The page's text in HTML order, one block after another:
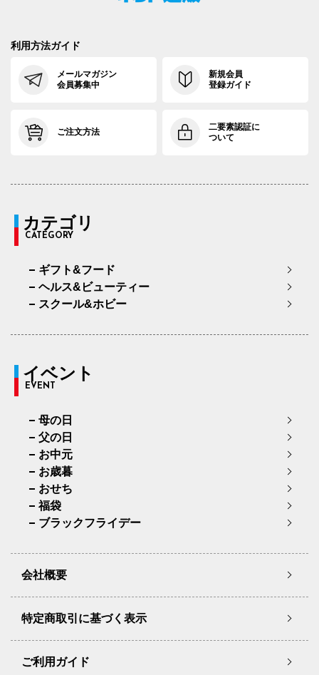
利用方法ガイド
メールマガジン
会員募集中
新規会員
登録ガイド
ご注文方法
二要素認証に
ついて
カテゴリ
CATEGORY
ギフト&フード
ヘルス&ビューティー
スクール&ホビー
イベント
EVENT
母の日
父の日
お中元
お歳暮
おせち
福袋
ブラックフライデー
会社概要
特定商取引に基づく表示
ご利用ガイド